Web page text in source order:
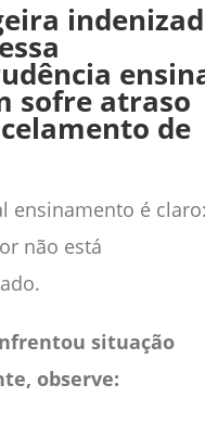
sofre atraso
de
ensinamento é
não está
situação
observe: